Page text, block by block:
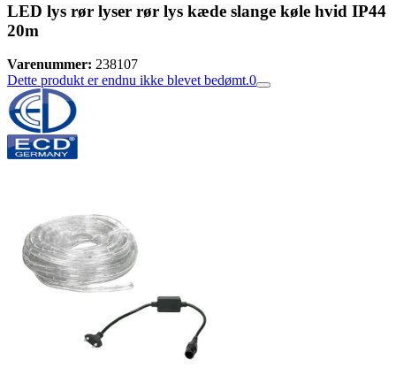
LED lys rør lyser rør lys kæde slange køle hvid IP44
20m
Varenummer: 238107
Dette produkt er endnu ikke blevet bedømt.0